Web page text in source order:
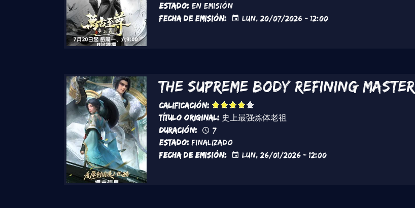
Estado: En Emisión
Fecha de emisión:
Lun, 20/07/2026 - 12:00
The Supreme Body Refining Master
Calificación:
Título original: 史上最强炼体老祖
Duración:
7
Estado: Finalizado
Fecha de emisión:
Lun, 26/01/2026 - 12:00